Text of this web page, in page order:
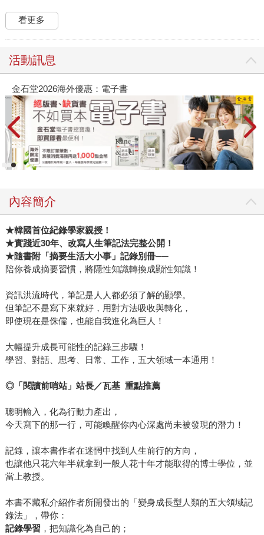
看更多
活動訊息
金石堂2026海外優惠：電子書
內容簡介
★韓國首位紀錄學家親授！
★實踐近30年、改寫人生筆記法完整公開！
★隨書附「摘要生活大小事」記錄別冊──
陪你養成摘要習慣，將隱性知識轉換成顯性知識！
資訊洪流時代，筆記是人人都必須了解的顯學。
但筆記不是寫下來就好，用對方法吸收與轉化，
即使現在是侏儒，也能自我進化為巨人！
大幅提升成長可能性的記錄三步驟！
學習、對話、思考、日常、工作，五大領域一本通用！
◎「閱讀前哨站」站長／瓦基 重點推薦
聰明輸入，化為行動力產出，
今天寫下的那一行，可能喚醒你內心深處尚未被發現的潛力！
記錄，讓本書作者在迷惘中找到人生前行的方向，
也讓他只花六年半就拿到一般人花十年才能取得的博士學位，並
當上教授。
本書不藏私介紹作者所開發出的「變身成長型人類的五大領域記
錄法」，帶你：
記錄學習 ，把知識化為自己的；